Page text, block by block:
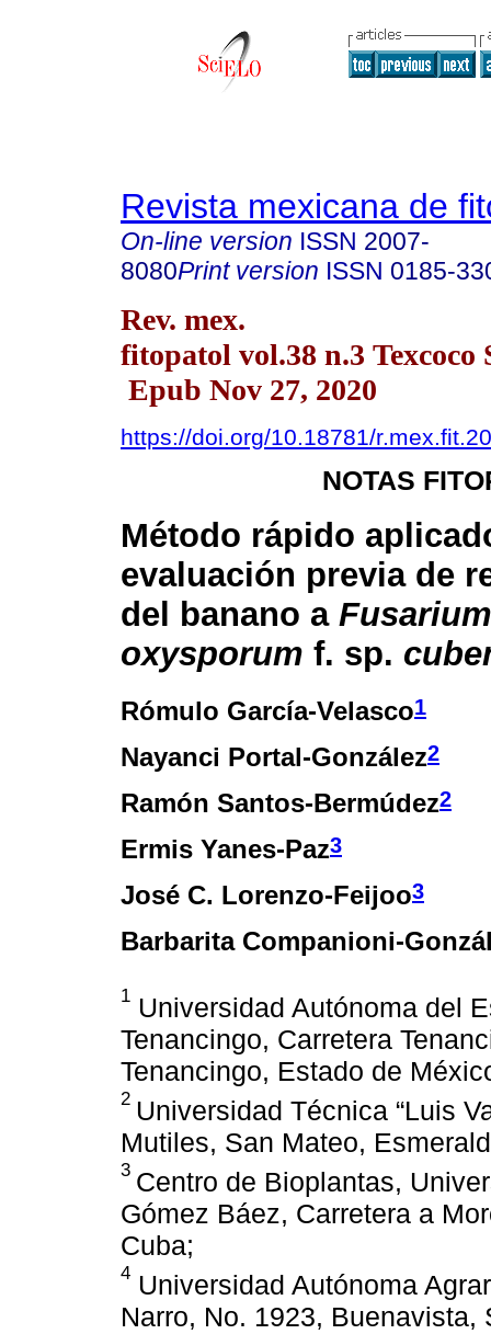
Revista mexicana de
On-line version ISSN 2007-
8080Print version ISSN 0185-
Rev. mex.
fitopatol vol.38 n.3 Texcoco
Epub Nov 27, 2020
https://doi.org/10.18781/
NOTAS
Método rápido
evaluación previa de
del banano a Fusarium
oxysporum f. sp.
Rómulo García-Velasco1
Nayanci Portal-González2
Ramón Santos-Bermúdez2
Ermis Yanes-Paz3
José C. Lorenzo-Feijoo3
Barbarita Companioni-
1 Universidad Autónoma del
Tenancingo, Carretera
Tenancingo, Estado de
2 Universidad Técnica “Luis
Mutiles, San Mateo,
3 Centro de Bioplantas,
Gómez Báez, Carretera a
Cuba;
4 Universidad Autónoma
Narro, No. 1923,